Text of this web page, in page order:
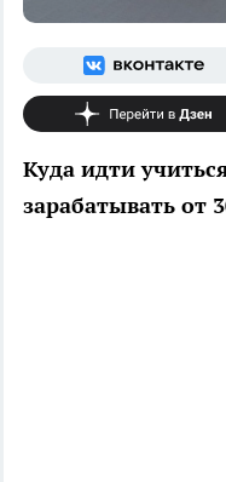
Куда идти
зарабатывать от